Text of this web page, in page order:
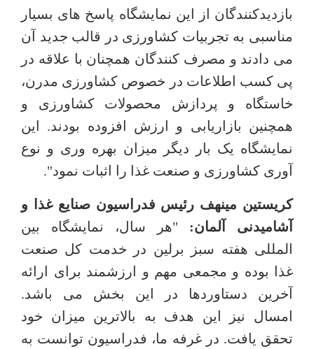
بازدیدکنندگان از این نمایشگاه پاسخ های بسیار
مناسبی به تجربیات کشاورزی در قالب جدید آن
می دادند و مصرف کنندگان همچنان با علاقه در
پی کسب اطلاعات در خصوص کشاورزی مدرن،
خاستگاه و پردازش محصولات کشاورزی و
همچنین بازاریابی و ارزش افزوده بودند. این
نمایشگاه یک بار دیگر میزان بهره وری و نوع
آوری کشاورزی و صنعت غذا را اثبات نمود".
کریستین مینهف رئیس فدراسیون صنایع غذا و
آشامیدنی آلمان: "هر سال، نمایشگاه بین
المللی هفته سبز برلین در خدمت کل صنعت
غذا بوده و مجمعی مهم و ارزشمند برای ارائه
آخرین دستاوردها در این بخش می باشد.
امسال نیز این هدف به بالاترین میزان خود
تحقق یافت. در غرفه ما، فدراسیون توانست به